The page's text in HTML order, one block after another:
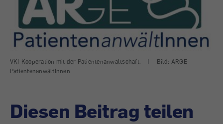
VKI-Kooperation mit der Patientenanwaltschaft. |
Bild: ARGE
PatientenanwältInnen
Diesen Beitrag teilen